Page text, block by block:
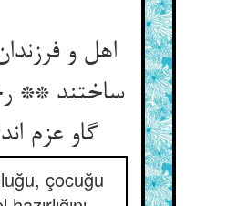
اهل و
ساختند **
گاو عزم
çocuğu